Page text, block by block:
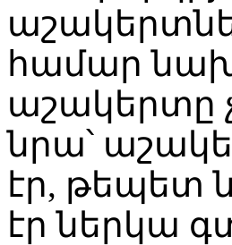
համար
աշակերտը
նրա՝
էր, թեպետ
էր ներկա